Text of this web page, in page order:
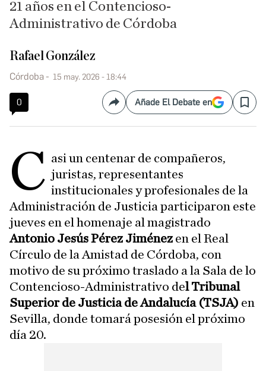
21 años en el Contencioso-
Administrativo de Córdoba
Rafael González
Córdoba 15 may. 2026 - 18:44
0 CompartirAñade El Debate en Save
C asi un centenar de compañeros,
juristas, representantes
institucionales y profesionales de la
Administración de Justicia participaron este
jueves en el homenaje al magistrado
Antonio Jesús Pérez Jiménezen el Real
Círculo de la Amistad de Córdoba, con
motivo de su próximo traslado a la Sala de lo
Contencioso-Administrativo del Tribunal
Superior de Justicia de Andalucía (TSJA) en
Sevilla, donde tomará posesión el próximo
día 20.